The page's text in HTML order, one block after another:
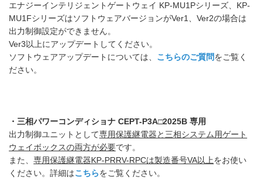
エナジーインテリジェントゲートウェイ KP-MU1Pシリーズ、KP-
MU1FシリーズはソフトウェアバージョンがVer1、Ver2の場合は
出力制御設定ができません。
Ver3以上にアップデートしてください。
ソフトウェアアップデートについては、 こちらのご質問をご覧く
ださい。
・三相パワーコンディショナ CEPT-P3A□2025B 専用
出力制御ユニットとして専用保護継電器と三相システム用ゲート
ウェイボックスの両方が必要です。
また、 専用保護継電器KP-PRRV-RPCは製造番号VA以上をお使い
ください。詳細はこちらをご覧ください。